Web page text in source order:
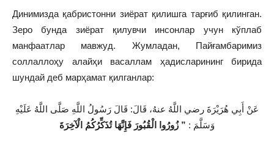
Динимизда қабристонни зиёрат қилишга тарғиб қилинган.
Зеро бунда зиёрат қилувчи инсонлар учун кўплаб
манфаатлар мавжуд. Жумладан, Пайғамбаримиз
соллаллоҳу алайҳи васаллам ҳадисларининг бирида
шундай деб марҳамат қилганлар:
عَنْ أَبِي هُرَيْرَةَ رضي اللَّهُ عنهُ، قَالَ: قَالَ رَسُولُ اللَّهِ صَلَّى اللَّهُ عَلَيْهِ
وَسَلَّمَ : ” زُورُوا الْقُبُورَ فَإِنَّهَا تُذَكِّرُكُمُ الْآخِرَةَ